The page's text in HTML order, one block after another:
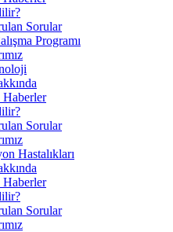
Sorular
Programı
Sorular
Hastalıkları
Sorular